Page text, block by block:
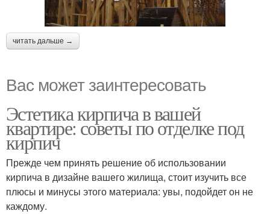
читать дальше →
Вас может заинтересовать
Эстетика кирпича в вашей
квартире: советы по отделке под
кирпич
Прежде чем принять решение об использовании
кирпича в дизайне вашего жилища, стоит изучить все
плюсы и минусы этого материала: увы, подойдет он не
каждому.